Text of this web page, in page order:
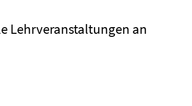
Lehrveranstaltungen an